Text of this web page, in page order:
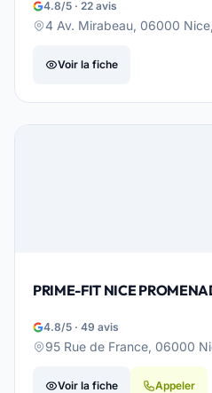
4.8/5 · 22 avis
4 Av. Mirabeau, 06000
Voir la fiche
PRIME-FIT NICE
4.8/5 · 49 avis
95 Rue de France, 06000
Voir la fiche Appeler